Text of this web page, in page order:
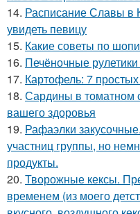
14. Расписание Славы в
увидеть певицу
15. Какие советы по
16. Печёночные
17. Картофель: 7
18. Сардины в томатном
вашего здоровья
19. Рафаэлки
участниц группы, но
продукты.
20. Творожные кексы.
временем (из моего